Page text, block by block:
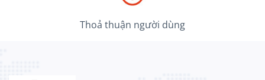
Thoả thuận người dùng